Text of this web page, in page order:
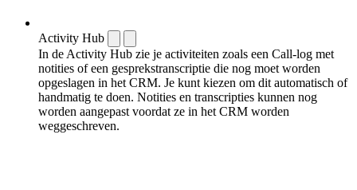
Activity Hub
In de Activity Hub zie je activiteiten zoals een Call-log met
notities of een gespreks­transcriptie die nog moet worden
opgeslagen in het CRM. Je kunt kiezen om dit automatisch of
handmatig te doen. Notities en transcripties kunnen nog
worden aangepast voordat ze in het CRM worden
weggeschreven.